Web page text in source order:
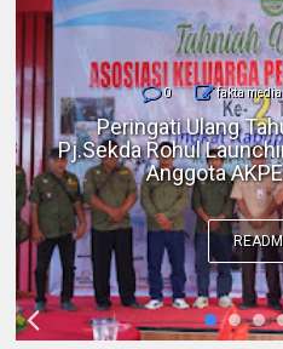
0 fakta media
Polres Inhil
BKSDA Riau
Gangguan Kera